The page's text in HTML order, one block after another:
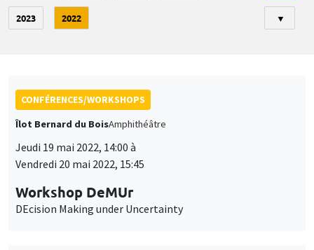
2023 2022 ▼
CONFÉRENCES/WORKSHOPS
Îlot Bernard du BoisAmphithéâtre
Jeudi 19 mai 2022, 14:00 à
Vendredi 20 mai 2022, 15:45
Workshop DeMUr
DEcision Making under Uncertainty